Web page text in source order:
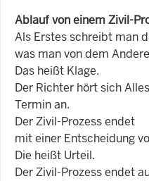
Ablauf von einem Zivil-
Als Erstes schreibt man
was man von dem
Das heißt Klage.
Der Richter hört sich
Termin an.
Der Zivil-Prozess endet
mit einer Entscheidung
Die heißt Urteil.
Der Zivil-Prozess endet